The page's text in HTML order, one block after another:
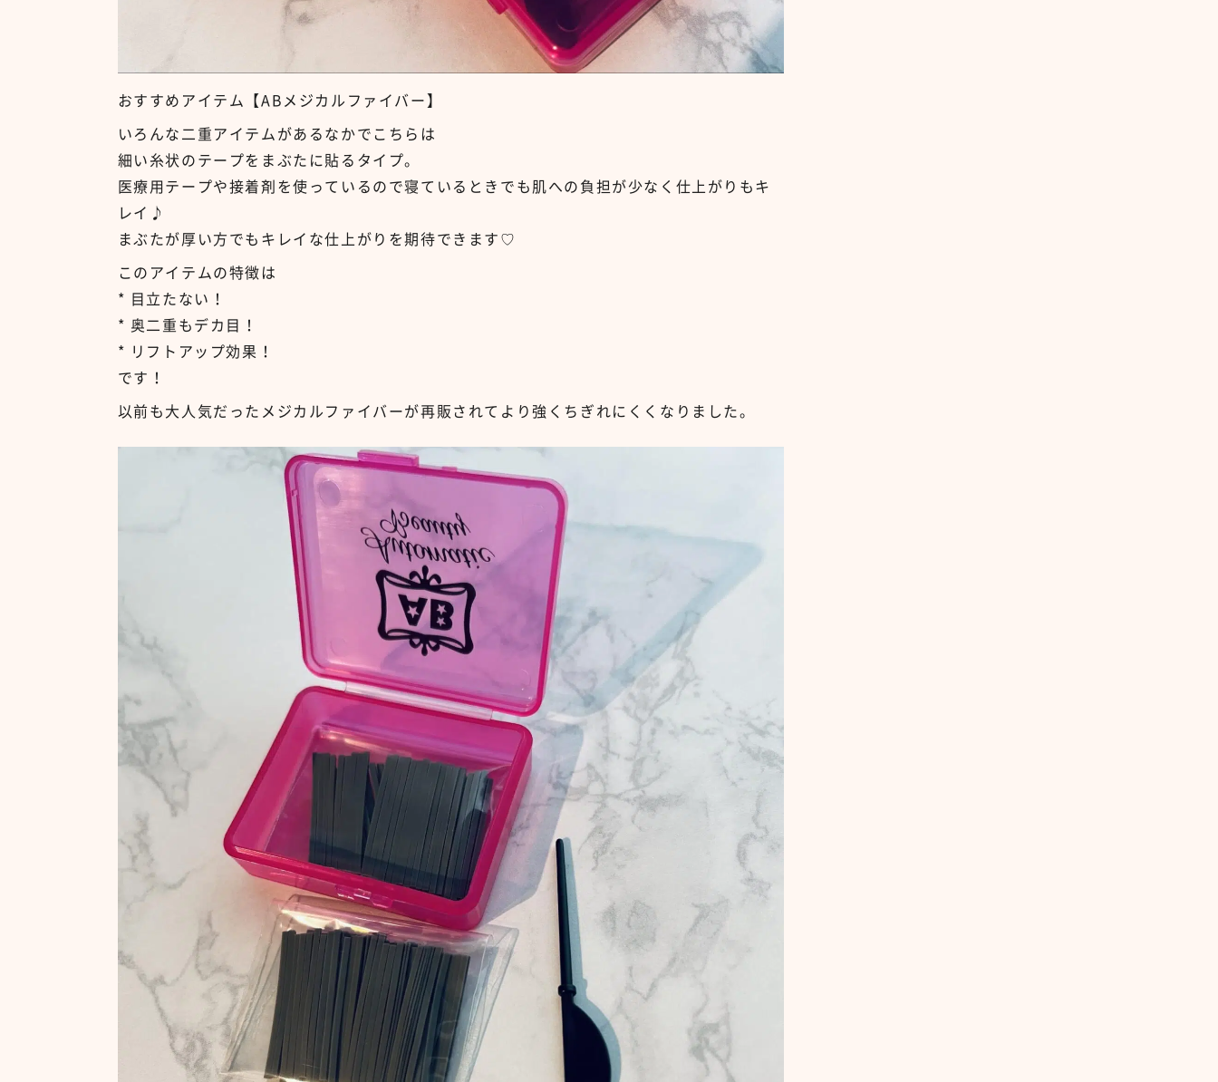
おすすめアイテム 【ABメジカルファイバー】
いろんな二重アイテムがあるなかでこちらは
細い糸状のテープをまぶたに貼るタイプ。
医療用テープや接着剤を使っているので寝ているときでも肌への負担が少なく仕上がりもキ
レイ♪
まぶたが厚い方でもキレイな仕上がりを期待できます♡
このアイテムの特徴は
* 目立たない！
* 奥二重もデカ目！
* リフトアップ効果！
です！
以前も大人気だったメジカルファイバーが再販されてより強くちぎれにくくなりました。